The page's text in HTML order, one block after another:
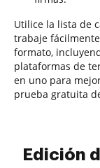
Utilice la lista de
trabaje
formato,
plataformas de
en uno para
prueba gratuita
Edición